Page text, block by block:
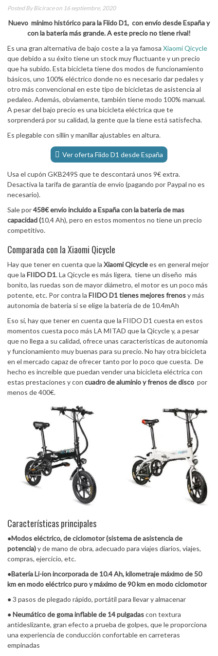
Posted ByBiciraceon 16 septiembre, 2020
Nuevo mínimo histórico para la Fiido D1, con envío desde España y
con la batería más grande. A este precio no tiene rival!
Es una gran alternativa de bajo coste a la ya famosa Xiaomi Qicycle
que debido a su éxito tiene un stock muy fluctuante y un precio
que ha subido. Esta bicicleta tiene dos modos de funcionamiento
básicos, uno 100% eléctrico donde no es necesario dar pedales y
otro más convencional en este tipo de bicicletas de asistencia al
pedaleo. Además, obviamente, también tiene modo 100% manual.
A pesar del bajo precio es una bicicleta eléctrica que te
sorprenderá por su calidad, la gente que la tiene está satisfecha.
Es plegable con sillín y manillar ajustables en altura.
Ver oferta Fiido D1 desde España
Usa el cupón GKB249S que te descontará unos 9€ extra.
Desactiva la tarifa de garantía de envío (pagando por Paypal no es
necesario).
Sale por458€ envío incluido a España con la batería de mas
capacidad (10,4 Ah), pero en estos momentos no tiene un precio
competitivo.
Comparada con la Xiaomi Qicycle
Hay que tener en cuenta que la Xiaomi Qicyclees en general mejor
que la FIIDO D1. La Qicycle es más ligera, tiene un diseño más
bonito, las ruedas son de mayor diámetro, el motor es un poco más
potente, etc. Por contra la FIIDO D1 tienes mejores frenosy más
autonomía de batería si se elige la batería de de 10.4mAh
Eso sí, hay que tener en cuenta que la FIIDO D1 cuesta en estos
momentos cuesta poco más LA MITAD que la Qicycle y, a pesar
que no llega a su calidad, ofrece unas características de autonomía
y funcionamiento muy buenas para su precio. No hay otra bicicleta
en el mercado capaz de ofrecer tanto por lo poco que cuesta. De
hecho es increíble que puedan vender una bicicleta eléctrica con
estas prestaciones y con cuadro de aluminio y frenos de disco por
menos de 400€.
Características principales
●Modos eléctrico, de ciclomotor (sistema de asistencia de
potencia)y de mano de obra, adecuado para viajes diarios, viajes,
compras, ejercicio, etc.
●Batería Li-ion incorporada de 10.4 Ah, kilometraje máximo de 50
km en modo eléctrico puro y máximo de 90 km en modo ciclomotor
● 3 pasos de plegado rápido, portátil para llevar y almacenar
●Neumático de goma inflable de 14 pulgadascon textura
antideslizante, gran efecto a prueba de golpes, que le proporciona
una experiencia de conducción confortable en carreteras
empinadas